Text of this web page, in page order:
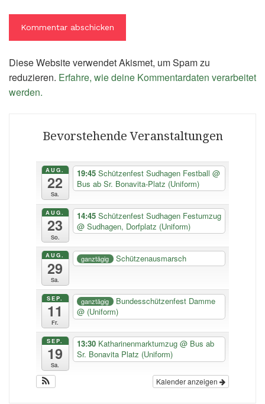
Diese Website verwendet Akismet, um Spam zu
reduzieren. Erfahre, wie deine Kommentardaten verarbeitet
werden.
Bevorstehende Veranstaltungen
AUG.
22
Sa.
19:45 Schützenfest Sudhagen Festball @
Bus ab Sr. Bonavita-Platz (Uniform)
AUG.
23
So.
14:45 Schützenfest Sudhagen Festumzug
@ Sudhagen, Dorfplatz (Uniform)
AUG.
29
Sa.
ganztägig Schützenausmarsch
SEP.
11
Fr.
ganztägig
Bundesschützenfest Damme
@ (Uniform)
SEP.
19
Sa.
13:30 Katharinenmarktumzug @ Bus ab
Sr. Bonavita Platz (Uniform)
Kalender anzeigen